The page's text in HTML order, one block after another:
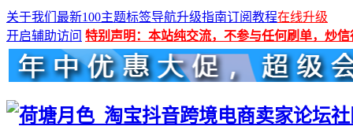
关于我们 最新100主题标签导航升级指南订阅教程在线升级
开启辅助访问 特别声明：本站纯交流，不参与任何刷单，炒信